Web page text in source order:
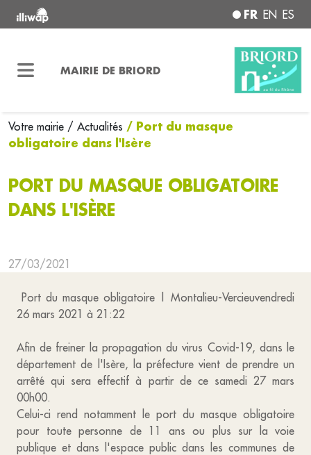
FR EN ES
MAIRIE DE BRIORD
Votre mairie / Actualités / Port du masque
obligatoire dans l'Isère
PORT DU MASQUE OBLIGATOIRE
DANS L'ISÈRE
27/03/2021
Port du masque obligatoire | Montalieu-Vercieuvendredi
26 mars 2021 à 21:22
Afin de freiner la propagation du virus Covid-19, dans le
département de l'Isère, la préfecture vient de prendre un
arrêté qui sera effectif à partir de ce samedi 27 mars
00h00.
Celui-ci rend notamment le port du masque obligatoire
pour toute personne de 11 ans ou plus sur la voie
publique et dans l'espace public dans les communes de